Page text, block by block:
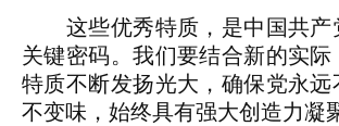
这些优秀特质，是中国共产
关键密码。我们要结合新的实际
特质不断发扬光大，确保党永
不变味，始终具有强大创造力凝